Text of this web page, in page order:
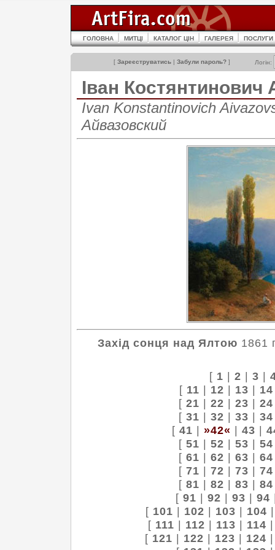
ГОЛОВНА МИТЦІ КАТАЛОГ ЦІН ГАЛЕРЕЯ ПОСЛУГИ
[ Зареєструватись | Забули пароль? ] Логін:
Іван
Ivan Konstantinovich
Айвазовский
Захід сонця над Ялтою 1861
[ 1 | 2 | 3 |
[ 11 | 12 | 13 | 14
[ 21 | 22 | 23 | 24
[ 31 | 32 | 33 | 34
[ 41 | »42« | 43 |
[ 51 | 52 | 53 | 54
[ 61 | 62 | 63 | 64
[ 71 | 72 | 73 | 74
[ 81 | 82 | 83 | 84
[ 91 | 92 | 93 | 94
[ 101 | 102 | 103 | 104
[ 111 | 112 | 113 | 114
[ 121 | 122 | 123 | 124